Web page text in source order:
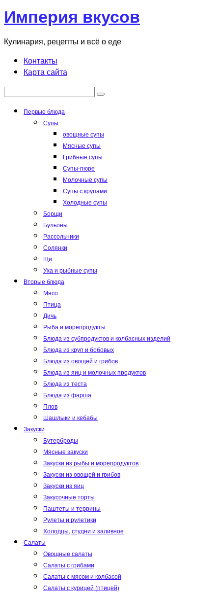
Перейти
кИмперия вкусов
Кулинария, рецепты и всё о еде
Контакты
Карта сайта
Поиск:
Первые блюда
Супы
овощные супы
Мясные супы
Грибные супы
Супы-пюре
Молочные супы
Супы с крупами
Холодные супы
Борщи
Бульоны
Рассольники
Солянки
Щи
Уха и рыбные супы
Вторые блюда
Мясо
Птица
Дичь
Рыба и морепродукты
Блюда из субпродуктов и колбасных изделий
Блюда из круп и бобовых
Блюда из овощей и грибов
Блюда из яиц и молочных продуктов
Блюда из теста
Блюда из фарша
Плов
Шашлыки и кебабы
Закуски
Бутерброды
Мясные закуски
Закуски из рыбы и морепродуктов
Закуски из овощей и грибов
Закуски из яиц
Закусочные торты
Паштеты и террины
Рулеты и рулетики
Холодцы, студни и заливное
Салаты
Овощные салаты
Салаты с грибами
Салаты с мясом и колбасой
Салаты с курицей (птицей)